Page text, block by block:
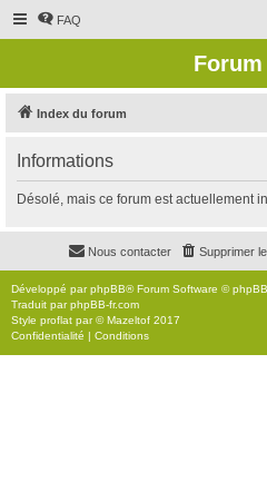
FAQ
Forum
Index du forum
Informations
Désolé, mais ce forum est actuellement
Supprimer
Nous contacter
Développé parphpBB® Forum Software ©
Traduit parphpBB-fr.com
Style proflat par ©Mazeltof 2017
Confidentialité | Conditions